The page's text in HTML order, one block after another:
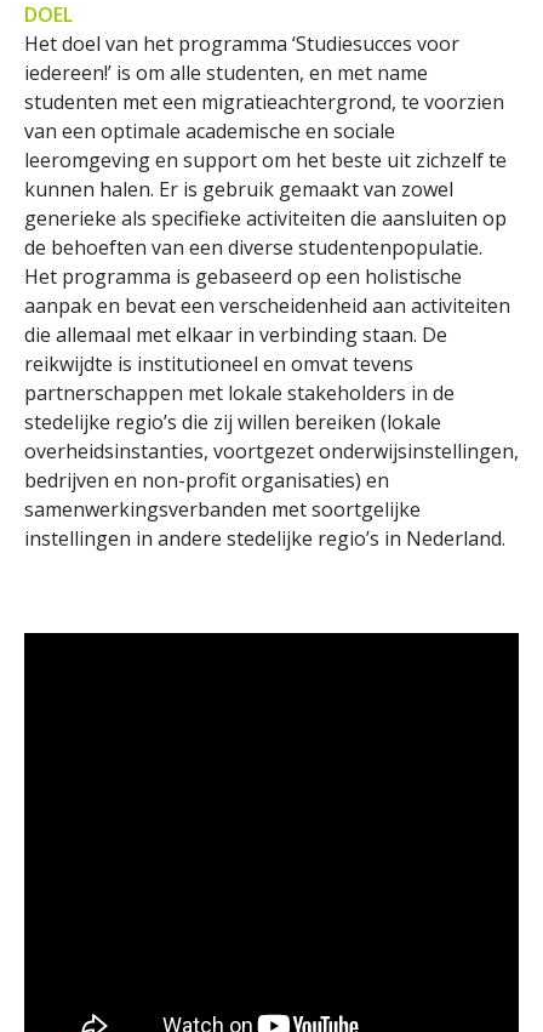
DOEL
Het doel van het programma ‘Studiesucces voor
iedereen!’ is om alle studenten, en met name
studenten met een migratieachtergrond, te voorzien
van een optimale academische en sociale
leeromgeving en support om het beste uit zichzelf te
kunnen halen. Er is gebruik gemaakt van zowel
generieke als specifieke activiteiten die aansluiten op
de behoeften van een diverse studentenpopulatie.
Het programma is gebaseerd op een holistische
aanpak en bevat een verscheidenheid aan activiteiten
die allemaal met elkaar in verbinding staan. De
reikwijdte is institutioneel en omvat tevens
partnerschappen met lokale stakeholders in de
stedelijke regio’s die zij willen bereiken (lokale
overheidsinstanties, voortgezet onderwijsinstellingen,
bedrijven en non-profit organisaties) en
samenwerkingsverbanden met soortgelijke
instellingen in andere stedelijke regio’s in Nederland.